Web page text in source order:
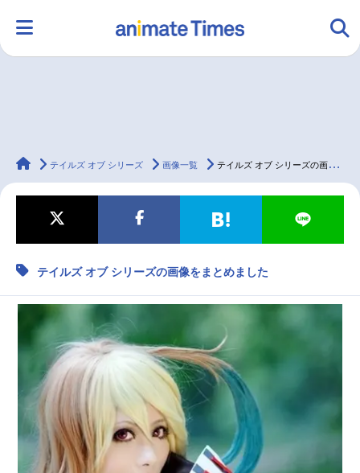
ラジオ みんなの声 グッズ 映画
マンガ・ラノベ ゲーム・アプリ 音楽 コスプレ
最新記事一覧
アニメ記事一覧 声優記事一覧
アニメ映画一覧 実写化映画一覧
今期アニメ曜日別一覧
春アニメ 夏アニメ
animateTimes
テイルズ オブ シリーズ 画像一覧 テイルズ オブ シリーズの画像をまとめました
テイルズ オブ シリーズの画像をまとめました